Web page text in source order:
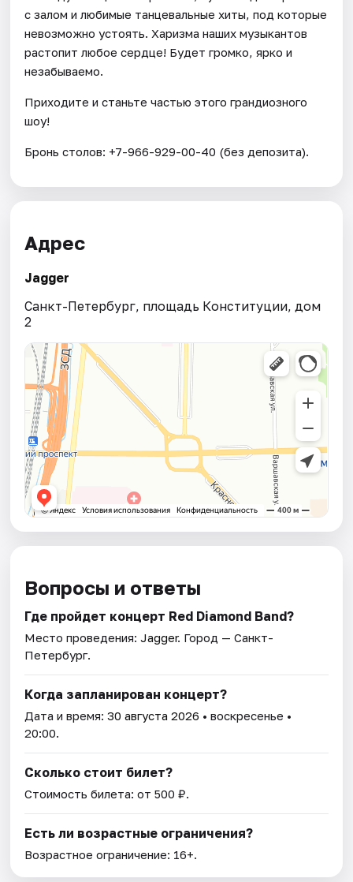
с залом и любимые танцевальные хиты, под которые
невозможно устоять. Харизма наших музыкантов
растопит любое сердце! Будет громко, ярко и
незабываемо.
Приходите и станьте частью этого грандиозного
шоу!
Бронь столов: +7-966-929-00-40 (без депозита).
Адрес
Jagger
Санкт-Петербург, площадь Конституции, дом
2
Вопросы и ответы
Где пройдет концерт Red Diamond Band?
Место проведения:Jagger. Город — Санкт-
Петербург.
Когда запланирован концерт?
Дата и время:30 августа 2026 • воскресенье •
20:00.
Сколько стоит билет?
Стоимость билета: от 500 ₽.
Есть ли возрастные ограничения?
Возрастное ограничение: 16+.